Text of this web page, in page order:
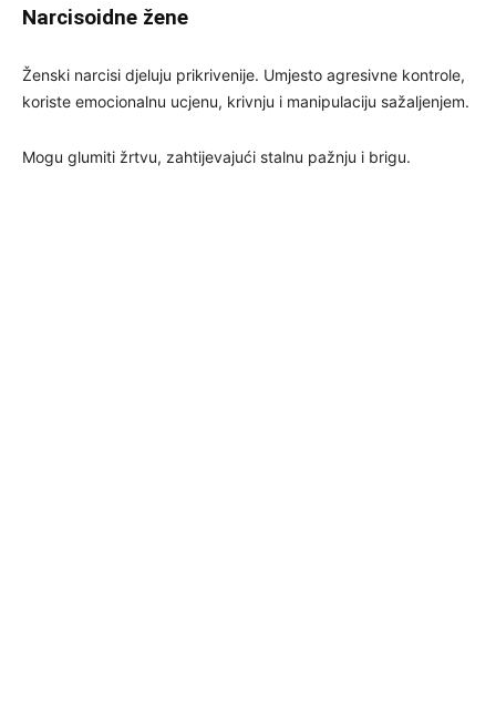
Narcisoidne žene
Ženski narcisi djeluju prikrivenije. Umjesto agresivne kontrole,
koriste emocionalnu ucjenu, krivnju i manipulaciju sažaljenjem.
Mogu glumiti žrtvu, zahtijevajući stalnu pažnju i brigu.